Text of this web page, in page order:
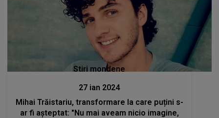
Stiri mondene
27 ian 2024
Mihai Trăistariu, transformare la care puțini s-
ar fi așteptat: "Nu mai aveam nicio imagine,